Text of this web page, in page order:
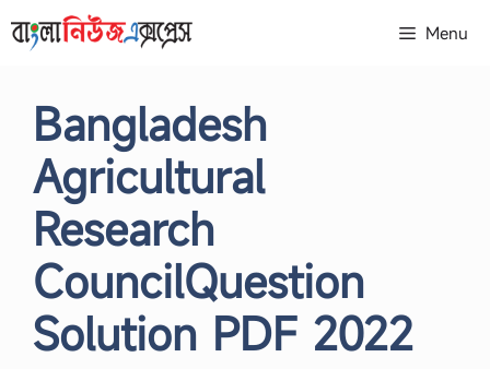
to
Menu
Bangladesh
Agricultural
Research
CouncilQuestion
Solution PDF 2022